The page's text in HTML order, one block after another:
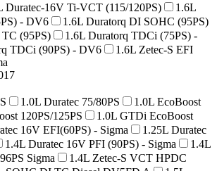
Duratec-16V Ti-VCT (115/120PS)
1.6L
- DV6
1.6L Duratorq DI SOHC (95PS)
(95PS)
1.6L Duratorq TDCi (75PS) -
TDCi (90PS) - DV6
1.6L Zetec-S EFI
1.0L Duratec 75/80PS
1.0L EcoBoost
120PS/125PS
1.0L GTDi EcoBoost
16V EFI(60PS) - Sigma
1.25L Duratec
1.4L Duratec 16V PFI (90PS) - Sigma
1.4L
Sigma
1.4L Zetec-S VCT HPDC